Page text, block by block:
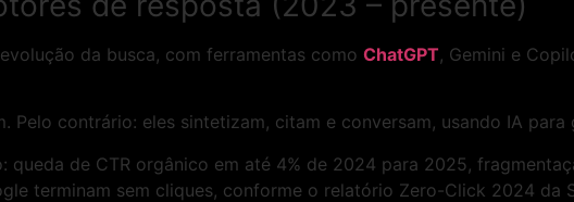
da busca, com ferramentas como ChatGPT, Gemini e
Pelo contrário: eles sintetizam, citam e conversam, usando IA
de CTR orgânico em até 4% de 2024 para 2025,
terminam sem cliques, conforme o relatório Zero-Click 2024 da